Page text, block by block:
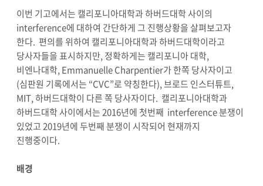
이번 기고에서는 캘리포니아대학과 하버드대학 사이의
interference에 대하여 간단하게 그 진행상황을 살펴보고자
한다. 편의를 위하여 캘리포니아대학과 하버드대학이라고
당사자들을 표시하지만, 정확하게는 캘리포니아 대학,
비엔나대학, Emmanuelle Charpentier가 한쪽 당사자이고
(심판원 기록에서는 “CVC”로 약칭한다), 브로드 인스터튜트,
MIT, 하버드대학이 다른 쪽 당사자이다. 캘리포니아대학과
하버드대학 사이에서는 2016년에 첫번째 interference 분쟁이
있었고 2019년에 두번째 분쟁이 시작되어 현재까지
진행중이다.
배경